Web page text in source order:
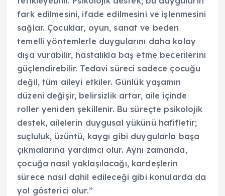
fark edilmesini, ifade edilmesini ve işlenmesini
sağlar. Çocuklar, oyun, sanat ve beden
temelli yöntemlerle duygularını daha kolay
dışa vurabilir, hastalıkla baş etme becerilerini
güçlendirebilir. Tedavi süreci sadece çocuğu
değil, tüm aileyi etkiler. Günlük yaşamın
düzeni değişir, belirsizlik artar, aile içinde
roller yeniden şekillenir. Bu süreçte psikolojik
destek, ailelerin duygusal yükünü hafifletir;
suçluluk, üzüntü, kaygı gibi duygularla başa
çıkmalarına yardımcı olur. Aynı zamanda,
çocuğa nasıl yaklaşılacağı, kardeşlerin
sürece nasıl dahil edileceği gibi konularda da
yol gösterici olur.”